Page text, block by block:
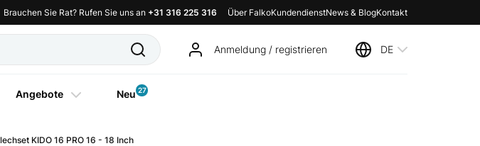
Brauchen Sie Rat? Rufen Sie uns an +31 316 225 316 Über FalkoKundendienstNews & BlogKontakt
Anmeldung / registrieren DE
Angebote Neu 27
KIDO 16 PRO 16 - 18 Inch